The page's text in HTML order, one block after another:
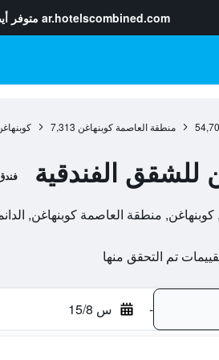
ar.hotelscombined.com متوفر
منطقة العاصمة كوبنهاغن 7,313
للشقق الفندقية
- س 15/8